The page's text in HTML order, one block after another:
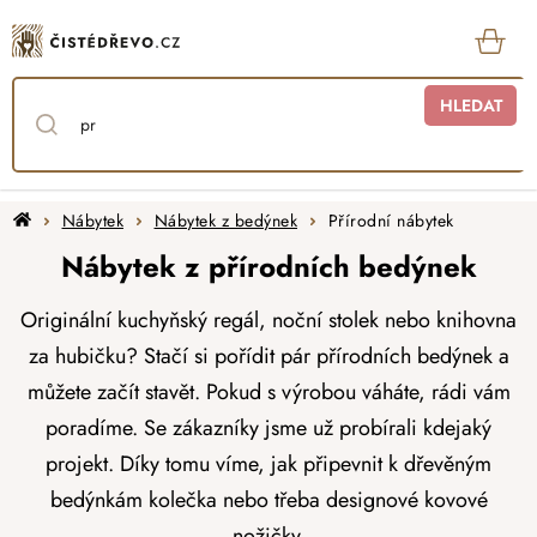
na
obsah
HLEDAT
DomůNábytek Nábytek z bedýnek Přírodní nábytek
Nábytek z přírodních bedýnek
Originální kuchyňský regál, noční stolek nebo knihovna
za hubičku? Stačí si pořídit pár přírodních bedýnek a
můžete začít stavět. Pokud s výrobou váháte, rádi vám
poradíme. Se zákazníky jsme už probírali kdejaký
projekt. Díky tomu víme, jak připevnit k dřevěným
bedýnkám kolečka nebo třeba designové kovové